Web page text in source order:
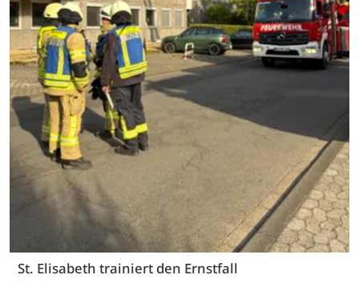
St. Elisabeth trainiert den Ernstfall